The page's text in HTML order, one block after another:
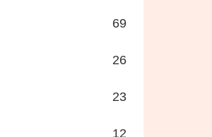
69
26
23
12